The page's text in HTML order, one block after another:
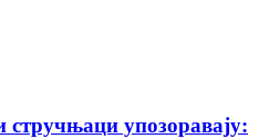
упозоравају: